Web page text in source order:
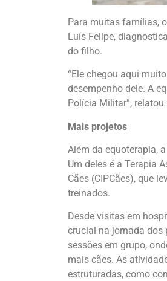
Para muitas famílias,
Luís Felipe,
do filho.
“Ele chegou aqui
desempenho dele. A
Polícia Militar”, relatou
Mais projetos
Além da equoterapia,
Um deles é a Terapia
Cães (CIPCães), que
treinados.
Desde visitas em
crucial na jornada dos
sessões em grupo,
mais cães. As
estruturadas, como